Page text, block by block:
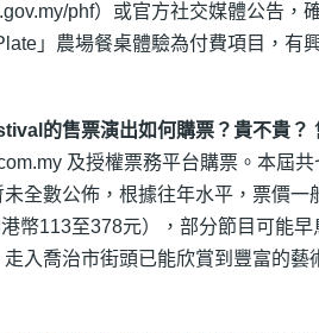
phf）或官方社交媒體公告，
」農場餐桌體驗為付費項目，有
的售票演出如何購票？貴不貴？
及授權票務平台購票。本屆
全數公佈，根據往年水平，票價一
幣113至378元），部分節目可能早
入喬治市街頭已能欣賞到豐富的藝